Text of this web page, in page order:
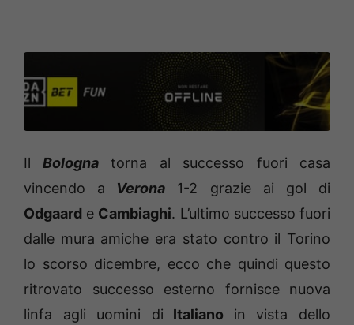
Il Bolognatorna al successo fuori casa
vincendo a Verona 1-2 grazie ai gol di
Odgaard e Cambiaghi. L’ultimo successo fuori
dalle mura amiche era stato contro il Torino
lo scorso dicembre, ecco che quindi questo
ritrovato successo esterno fornisce nuova
linfa agli uomini di Italiano in vista dello